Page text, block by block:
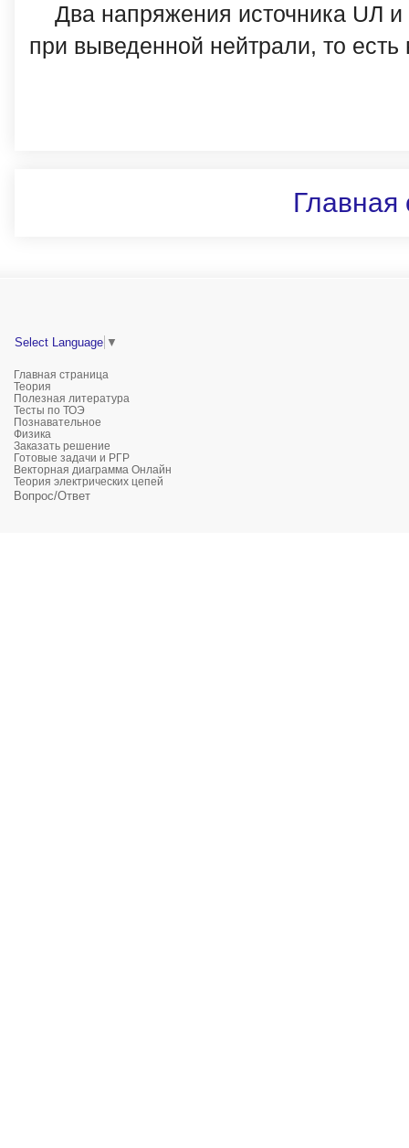
Два напряжения источника UЛ
при выведенной нейтрали, то
Главная
Select Language ▼
Главная страница
Теория
Полезная литература
Тесты по ТОЭ
Познавательное
Физика
Заказать решение
Готовые задачи и РГР
Векторная диаграмма Онлайн
Теория электрических цепей
Вопрос/Ответ